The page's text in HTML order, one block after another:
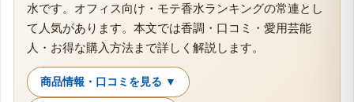
水です。オフィス向け・モテ香水ランキングの常連とし
て人気があります。本文では香調・口コミ・愛用芸能
人・お得な購入方法まで詳しく解説します。
商品情報・口コミを見る ▼